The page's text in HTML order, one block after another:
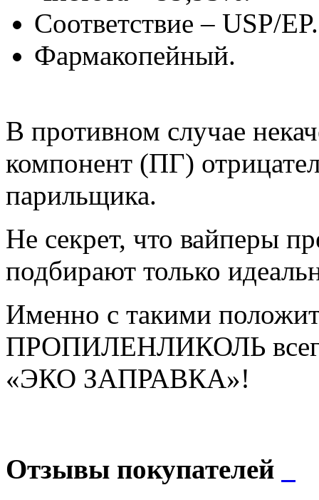
Соответствие – USP/EP.
Фармакопейный.
В противном случае
компонент (ПГ)
парильщика.
Не секрет, что вайперы
подбирают только
Именно с такими
ПРОПИЛЕНЛИКОЛЬ
«ЭКО ЗАПРАВКА»!
Отзывы покупателей